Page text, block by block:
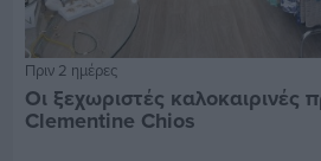
Πριν 2 ημέρες
Οι ξεχωριστές καλοκαιρινές
Clementine Chios